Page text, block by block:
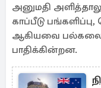
அனுமதி
காப்பீடு
ஆகியவை
பாதிக்கின்றன.